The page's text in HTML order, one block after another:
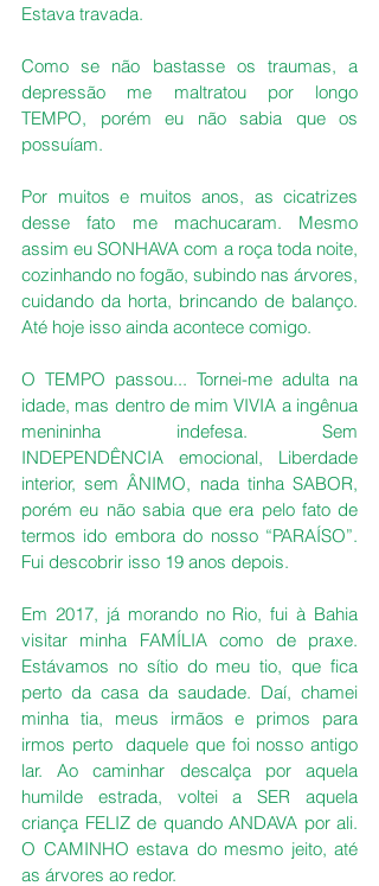
Estava travada.
Como se não bastasse os traumas, a
depressão me maltratou por longo
TEMPO, porém eu não sabia que os
possuíam.
Por muitos e muitos anos, as cicatrizes
desse fato me machucaram. Mesmo
assim eu SONHAVA com a roça toda noite,
cozinhando no fogão, subindo nas árvores,
cuidando da horta, brincando de balanço.
Até hoje isso ainda acontece comigo.
O TEMPO passou... Tornei-me adulta na
idade, mas dentro de mim VIVIA a ingênua
menininha indefesa. Sem
INDEPENDÊNCIA emocional, Liberdade
interior, sem ÂNIMO, nada tinha SABOR,
porém eu não sabia que era pelo fato de
termos ido embora do nosso “PARAÍSO”.
Fui descobrir isso 19 anos depois.
Em 2017, já morando no Rio, fui à Bahia
visitar minha FAMÍLIA como de praxe.
Estávamos no sítio do meu tio, que fica
perto da casa da saudade. Daí, chamei
minha tia, meus irmãos e primos para
irmos perto  daquele que foi nosso antigo
lar. Ao caminhar descalça por aquela
humilde estrada, voltei a SER aquela
criança FELIZ de quando ANDAVA por ali.
O CAMINHO estava do mesmo jeito, até
as árvores ao redor.